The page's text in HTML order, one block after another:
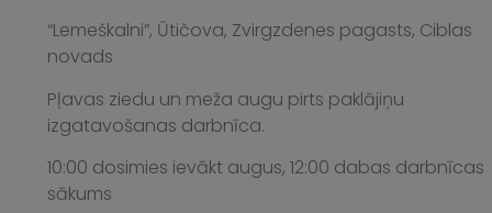
“Lemeškalni”, Ūtičova, Zvirgzdenes pagasts, Ciblas
novads
Pļavas ziedu un meža augu pirts paklājiņu
izgatavošanas darbnīca.
10:00 dosimies ievākt augus, 12:00 dabas darbnīcas
sākums